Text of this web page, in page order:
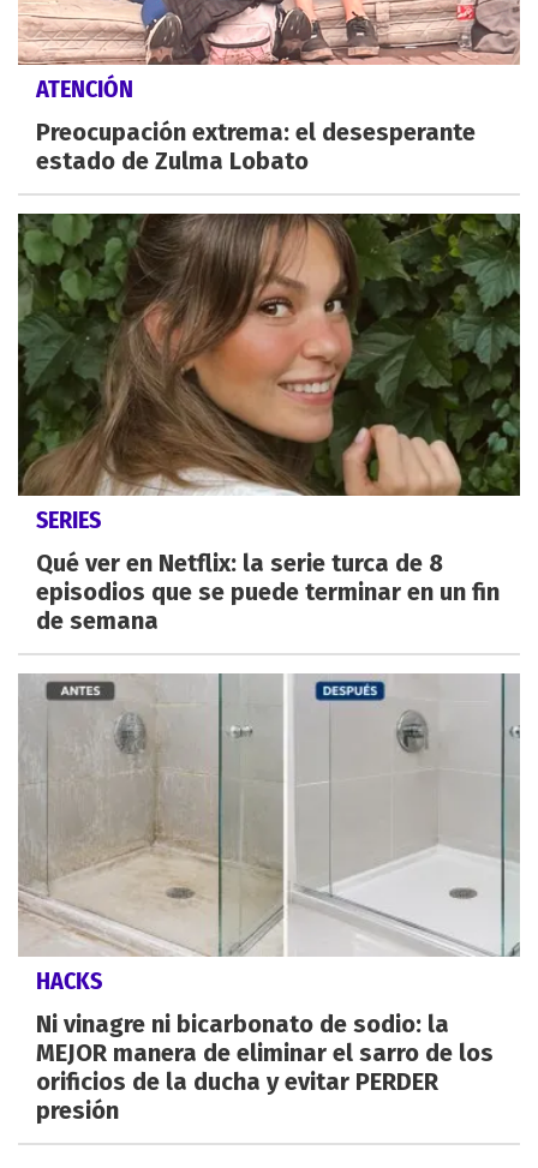
ATENCIÓN
Preocupación extrema: el desesperante
estado de Zulma Lobato
SERIES
Qué ver en Netflix: la serie turca de 8
episodios que se puede terminar en un fin
de semana
HACKS
Ni vinagre ni bicarbonato de sodio: la
MEJOR manera de eliminar el sarro de los
orificios de la ducha y evitar PERDER
presión